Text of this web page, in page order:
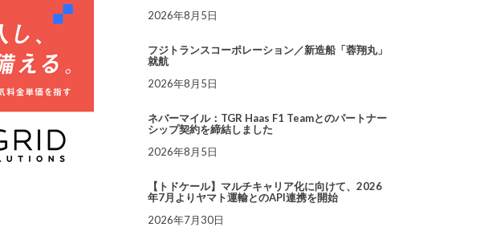
2026年8月5日
フジトランスコーポレーション／新造船「蓉翔丸」
就航
2026年8月5日
ネバーマイル：TGR Haas F1 Teamとのパートナー
シップ契約を締結しました
2026年8月5日
【トドケール】マルチキャリア化に向けて、2026
年7月よりヤマト運輸とのAPI連携を開始
2026年7月30日